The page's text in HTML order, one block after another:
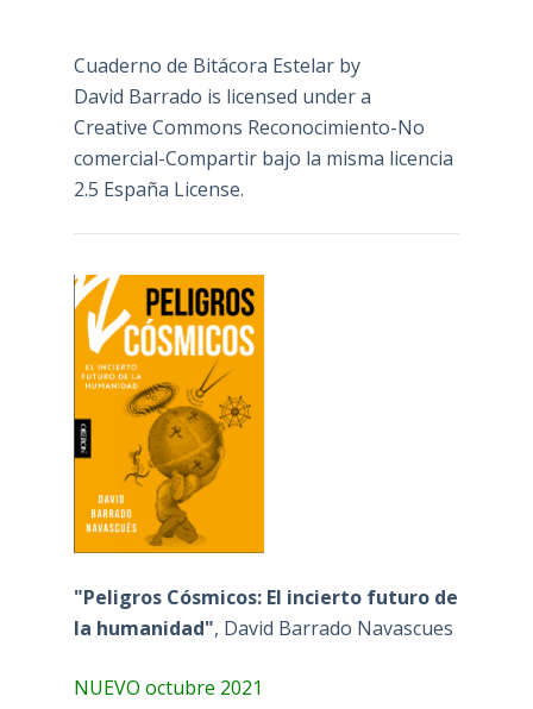
Cuaderno de Bitácora Estelarby
David Barrado is licensed under a
Creative Commons Reconocimiento-No
comercial-Compartir bajo la misma licencia
2.5 España License.
"Peligros Cósmicos: El incierto futuro de
la humanidad", David Barrado Navascues
NUEVO octubre 2021